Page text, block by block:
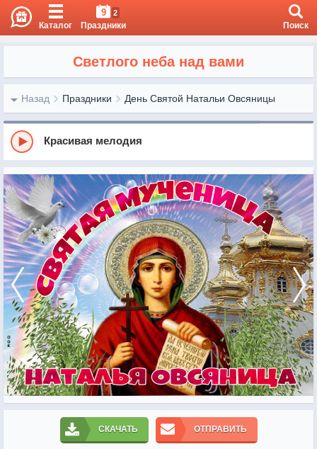
Каталог
9 2
Праздники Поиск
Светлого неба над вами
Назад Праздники День Святой Натальи Овсяницы
Красивая мелодия
СКАЧАТЬ ОТПРАВИТЬ